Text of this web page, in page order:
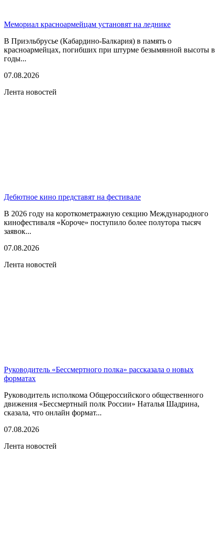
Мемориал красноармейцам установят на леднике
В Приэльбрусье (Кабардино-Балкария) в память о
красноармейцах, погибших при штурме безымянной высоты в
годы...
07.08.2026
Лента новостей
Дебютное кино представят на фестивале
В 2026 году на короткометражную секцию Международного
кинофестиваля «Короче» поступило более полутора тысяч
заявок...
07.08.2026
Лента новостей
Руководитель «Бессмертного полка» рассказала о новых
форматах
Руководитель исполкома Общероссийского общественного
движения «Бессмертный полк России» Наталья Шадрина,
сказала, что онлайн формат...
07.08.2026
Лента новостей